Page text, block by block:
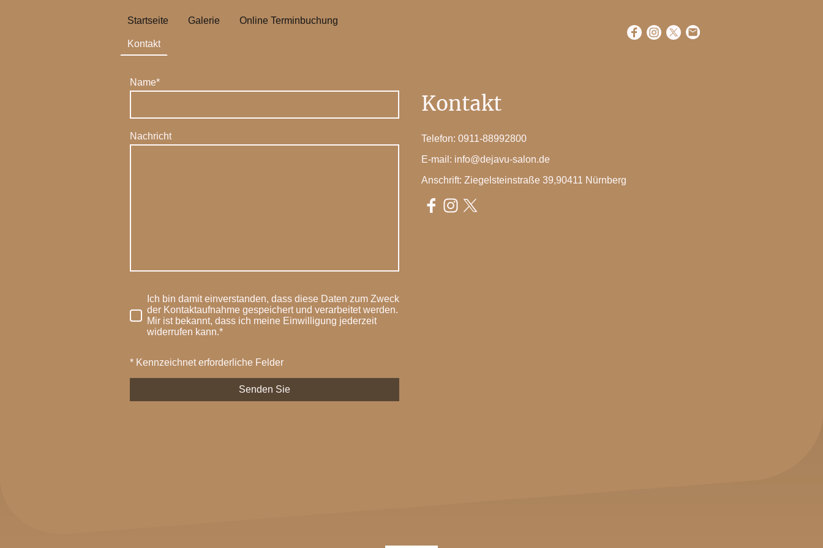
Startseite Galerie Online Terminbuchung
Kontakt
Name*
Nachricht
Ich bin damit einverstanden, dass diese Daten zum Zweck
der Kontaktaufnahme gespeichert und verarbeitet werden.
Mir ist bekannt, dass ich meine Einwilligung jederzeit
widerrufen kann.*
* Kennzeichnet erforderliche Felder
Senden Sie
Kontakt
Telefon: 0911-88992800
E-mail: info@dejavu-salon.de
Anschrift: Ziegelsteinstraße 39,90411 Nürnberg